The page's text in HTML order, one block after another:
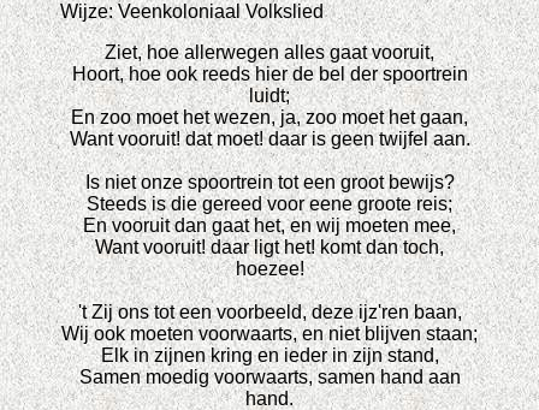
Wijze: Veenkoloniaal Volkslied
Ziet, hoe allerwegen alles gaat vooruit,
Hoort, hoe ook reeds hier de bel der spoortrein
luidt;
En zoo moet het wezen, ja, zoo moet het gaan,
Want vooruit! dat moet! daar is geen twijfel aan.
Is niet onze spoortrein tot een groot bewijs?
Steeds is die gereed voor eene groote reis;
En vooruit dan gaat het, en wij moeten mee,
Want vooruit! daar ligt het! komt dan toch,
hoezee!
't Zij ons tot een voorbeeld, deze ijz'ren baan,
Wij ook moeten voorwaarts, en niet blijven staan;
Elk in zijnen kring en ieder in zijn stand,
Samen moedig voorwaarts, samen hand aan
hand.